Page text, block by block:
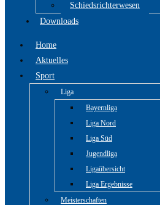
Schiedsrichterwesen
Downloads
Home
Aktuelles
Sport
Liga
Bayernliga
Liga Nord
Liga Süd
Jugendliga
Ligaübersicht
Liga Ergebnisse
Meisterschaften